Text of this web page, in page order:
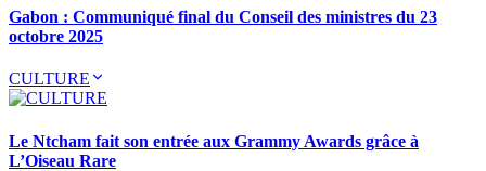
Gabon : Communiqué final du Conseil des ministres du 23
octobre 2025
CULTURE
Le Ntcham fait son entrée aux Grammy Awards grâce à
L’Oiseau Rare